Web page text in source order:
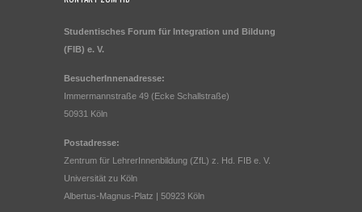
Studentisches Forum für Integration und Bildung
(FIB) e. V.
BesucherInnenadresse:
Immermannstraße 49 (Ecke Schallstraße)
50931 Köln
Postadresse:
Zentrum für LehrerInnenbildung (ZfL) z. Hd. FIB e. V.
Universität zu Köln
Albertus-Magnus-Platz | 50923 Köln